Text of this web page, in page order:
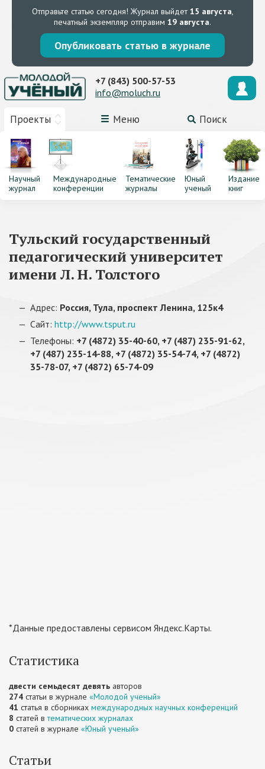
Отправьте статью сегодня! Журнал выйдет15 августа,
печатный экземпляр отправим 19 августа.
Опубликовать статью в журнале
Проекты Меню Поиск
+7 (843) 500-57-53
info@moluch.ru
Научный
журнал
Международные
конференции
Тематические
журналы
Юный
ученый
Издание
книг
Тульский государственный
педагогический университет
имени Л. Н. Толстого
Адрес: Россия, Тула, проспект Ленина, 125к4
Сайт: http://www.tsput.ru
Телефоны: +7 (4872) 35-40-60, +7 (487) 235-91-62,
+7 (487) 235-14-88, +7 (4872) 35-54-74, +7 (4872)
35-78-07, +7 (4872) 65-74-09
*Данные предоставлены сервисом Яндекс.Карты.
Статистика
двести семьдесят девять авторов
274 статьи в журнале «Молодой ученый»
41 статья в сборниках международных научных конференций
8 статей втематических журналах
0 статей в журнале «Юный ученый»
Статьи